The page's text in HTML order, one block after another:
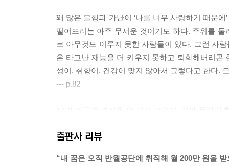
꽤 많은 불행과 가난이 ‘나를 너무 사랑하기 때문
떨어뜨리는 아주 무서운 것이기도 하다. 주위를
로 아무것도 이루지 못한 사람들이 있다. 그런 사
은 타고난 재능을 더 키우지 못하고 퇴화해버리곤
성이, 취향이, 건강이 맞지 않아서 그렇다고 한다.
--- p.82
‘내가 지금껏 결심을 안 해서 그렇지, 진짜 독하게
처럼 착각하는 사람들은 늘 거창한 목표를 세운
출판사 리뷰
“내 꿈은 오직 반월공단에 취직해 월 200만 원을 받